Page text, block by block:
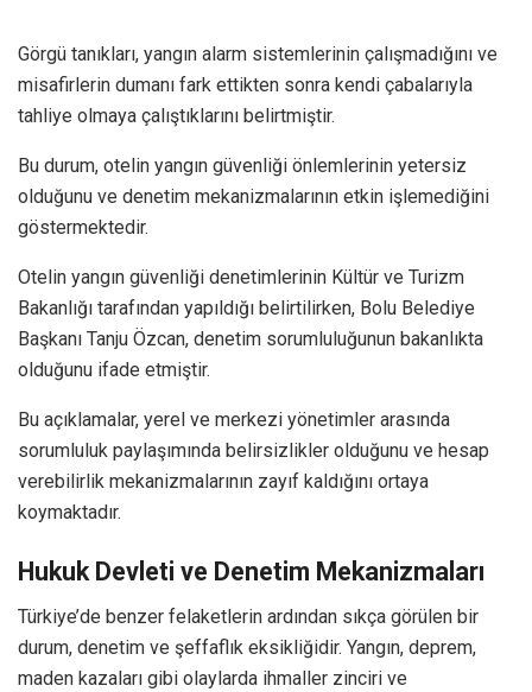
Görgü tanıkları, yangın alarm sistemlerinin çalışmadığını ve
misafirlerin dumanı fark ettikten sonra kendi çabalarıyla
tahliye olmaya çalıştıklarını belirtmiştir.
Bu durum, otelin yangın güvenliği önlemlerinin yetersiz
olduğunu ve denetim mekanizmalarının etkin işlemediğini
göstermektedir.
Otelin yangın güvenliği denetimlerinin Kültür ve Turizm
Bakanlığı tarafından yapıldığı belirtilirken, Bolu Belediye
Başkanı Tanju Özcan, denetim sorumluluğunun bakanlıkta
olduğunu ifade etmiştir.
Bu açıklamalar, yerel ve merkezi yönetimler arasında
sorumluluk paylaşımında belirsizlikler olduğunu ve hesap
verebilirlik mekanizmalarının zayıf kaldığını ortaya
koymaktadır.
Hukuk Devleti ve Denetim Mekanizmaları
Türkiye’de benzer felaketlerin ardından sıkça görülen bir
durum, denetim ve şeffaflık eksikliğidir. Yangın, deprem,
maden kazaları gibi olaylarda ihmaller zinciri ve